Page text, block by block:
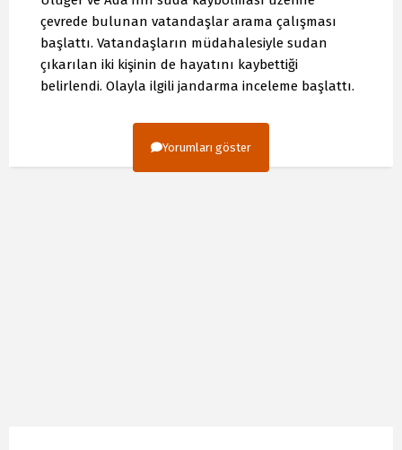
çevrede bulunan vatandaşlar arama çalışması
başlattı. Vatandaşların müdahalesiyle sudan
çıkarılan iki kişinin de hayatını kaybettiği
belirlendi. Olayla ilgili jandarma inceleme başlattı.
Yorumları göster